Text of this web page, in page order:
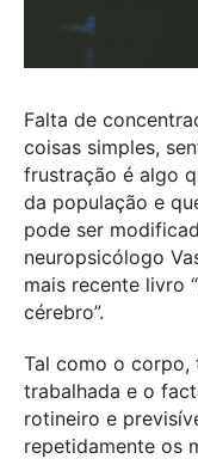
Falta de
coisas simples,
frustração é algo
da população e
pode ser
neuropsicólogo
mais recente livro
cérebro”.
Tal como o corpo,
trabalhada e o
rotineiro e
repetidamente os